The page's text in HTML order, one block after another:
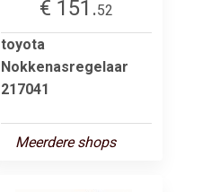
€ 151.52
toyota
Nokkenasregelaar
217041
Meerdere shops